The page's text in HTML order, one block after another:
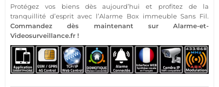
Protégez vos biens dès aujourd’hui et profitez de la
tranquillité d’esprit avec l’Alarme Box immeubleSans Fil.
Commandez dès maintenant sur Alarme-et-
Videosurveillance.fr !